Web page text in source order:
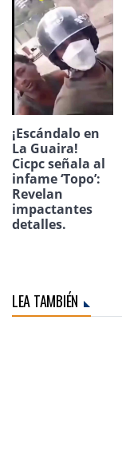
¡Escándalo en
La Guaira!
Cicpc señala al
infame ‘Topo’:
Revelan
impactantes
detalles.
LEA TAMBIÉN